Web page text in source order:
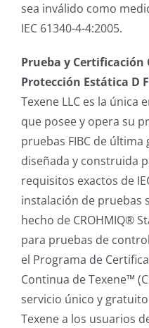
sea inválido como
IEC 61340-4-4:2005.
Prueba y Certificación
Protección Estática D
Texene LLC es la única
que posee y opera su
pruebas FIBC de
diseñada y construida
requisitos exactos de
instalación de pruebas
hecho de CROHMIQ®
para pruebas de
el Programa de
Continua de Texene™
servicio único y
Texene a los usuarios